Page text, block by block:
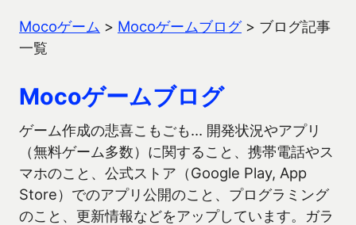
Mocoゲーム > Mocoゲームブログ> ブログ記事
一覧
Mocoゲームブログ
ゲーム作成の悲喜こもごも… 開発状況やアプリ
（無料ゲーム多数）に関すること、携帯電話やス
マホのこと、公式ストア（Google Play, App
Store）でのアプリ公開のこと、プログラミング
のこと、更新情報などをアップしています。ガラ